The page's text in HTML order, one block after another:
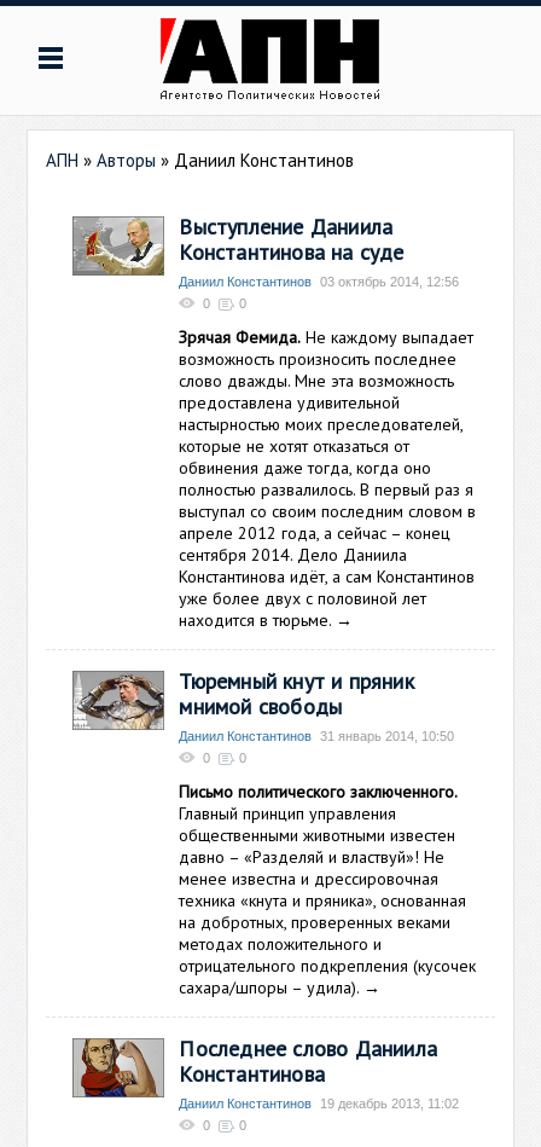
АПН »Авторы » Даниил Константинов
Выступление Даниила
Константинова на суде
Даниил Константинов
03 октябрь 2014, 12:56
0
0
Зрячая Фемида. Не каждому выпадает
возможность произносить последнее
слово дважды. Мне эта возможность
предоставлена удивительной
настырностью моих преследователей,
которые не хотят отказаться от
обвинения даже тогда, когда оно
полностью развалилось. В первый раз я
выступал со своим последним словом в
апреле 2012 года, а сейчас – конец
сентября 2014. Дело Даниила
Константинова идёт, а сам Константинов
уже более двух с половиной лет
находится в тюрьме. →
Тюремный кнут и пряник
мнимой свободы
Даниил Константинов
31 январь 2014, 10:50
0
0
Письмо политического заключенного.
Главный принцип управления
общественными животными известен
давно – «Разделяй и властвуй»! Не
менее известна и дрессировочная
техника «кнута и пряника», основанная
на добротных, проверенных веками
методах положительного и
отрицательного подкрепления (кусочек
сахара/шпоры – удила). →
Последнее слово Даниила
Константинова
Даниил Константинов
19 декабрь 2013, 11:02
0
0